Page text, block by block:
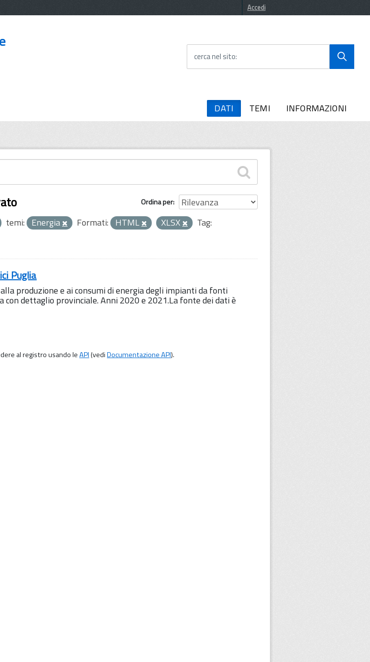
Accedi
cerca nel sito
DATI TEMI INFORMAZIONI
Ordina per
temi: Energia Formati: HTML XLSX
Tag:
Puglia
produzione e ai consumi di energia degli impianti da fonti
con dettaglio provinciale. Anni 2020 e 2021.La fonte dei dati è
al registro usando leAPI(vediDocumentazione API).